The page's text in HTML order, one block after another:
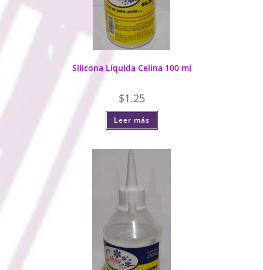
Silicona Líquida Celina 100 ml
$1.25
Leer más